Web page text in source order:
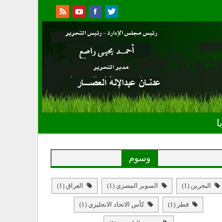
وسوم
البحرين (1) السوبر المصري (1) العراق (1)
قطر (1) كأس الاتحاد الانجليزي (1)